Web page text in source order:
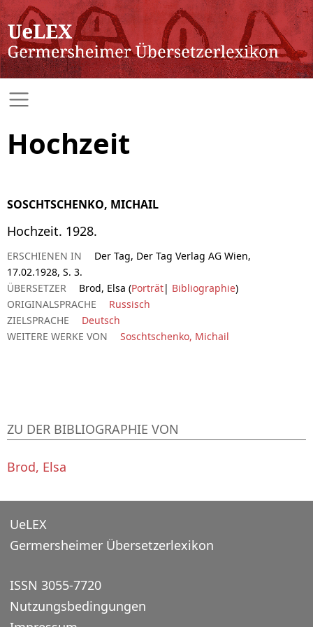
Hochzeit
SOSCHTSCHENKO, MICHAIL
Hochzeit. 1928.
ERSCHIENEN IN
Der Tag, Der Tag Verlag AG Wien,
17.02.1928, S. 3.
ÜBERSETZER
Brod, Elsa (Porträt| Bibliographie)
ORIGINALSPRACHE
Russisch
ZIELSPRACHE
Deutsch
WEITERE WERKE VON
Soschtschenko, Michail
ZU DER BIBLIOGRAPHIE VON
Brod, Elsa
UeLEX
Germersheimer Übersetzerlexikon
ISSN 3055-7720
Nutzungsbedingungen